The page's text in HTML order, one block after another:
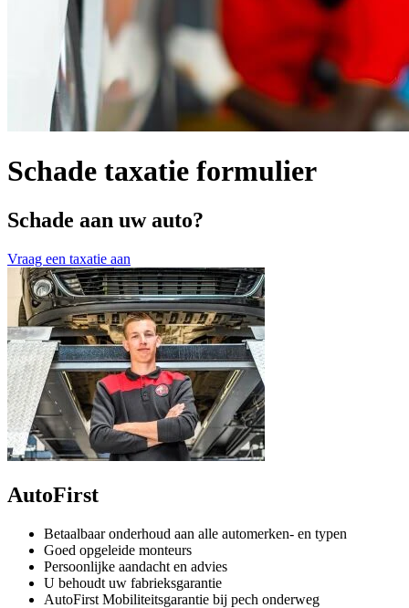
Schade taxatie formulier
Schade aan uw auto?
Vraag een taxatie aan
AutoFirst
Betaalbaar onderhoud aan alle automerken- en typen
Goed opgeleide monteurs
Persoonlijke aandacht en advies
U behoudt uw fabrieksgarantie
AutoFirst Mobiliteitsgarantie bij pech onderweg